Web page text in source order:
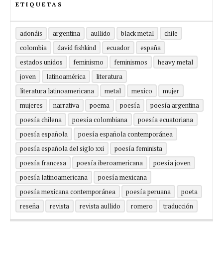
ETIQUETAS
adonáis argentina aullido black metal
chile
colombia
david fishkind ecuador
españa
estados unidos
feminismo feminismos
heavy metal
joven
latinoamérica
literatura
literatura latinoamericana
metal mexico
mujer
mujeres
narrativa poema poesía
poesía argentina
poesía chilena
poesía colombiana
poesía ecuatoriana
poesía española
poesía española contemporánea
poesía española del siglo xxi
poesía feminista
poesía francesa
poesía iberoamericana
poesía joven
poesía latinoamericana
poesía mexicana
poesía mexicana contemporánea
poesía peruana
poeta
reseña
revista revista aullido romero traducción